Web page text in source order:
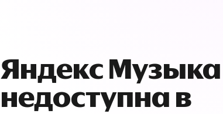
Яндекс Музыка
недоступна в